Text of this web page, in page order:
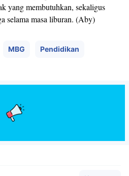
yang membutuhkan, sekaligus
selama masa liburan. (Aby)
MBG Pendidikan